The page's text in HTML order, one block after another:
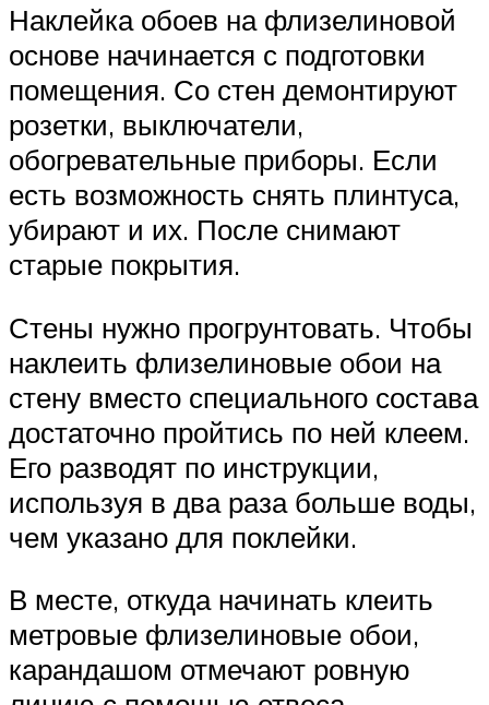
Наклейка обоев на флизелиновой
основе начинается с подготовки
помещения. Со стен демонтируют
розетки, выключатели,
обогревательные приборы. Если
есть возможность снять плинтуса,
убирают и их. После снимают
старые покрытия.
Стены нужно прогрунтовать. Чтобы
наклеить флизелиновые обои на
стену вместо специального состава
достаточно пройтись по ней клеем.
Его разводят по инструкции,
используя в два раза больше воды,
чем указано для поклейки.
В месте, откуда начинать клеить
метровые флизелиновые обои,
карандашом отмечают ровную